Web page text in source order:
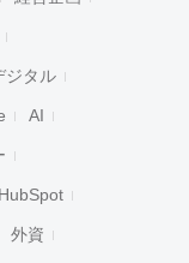
ジタル
AI
HubSpot
外資